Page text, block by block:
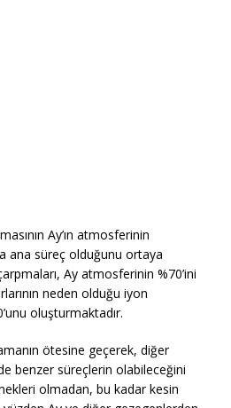
Ay’ın atmosferinin
ana süreç olduğunu ortaya
Ay atmosferinin %70’ini
neden olduğu iyon
oluşturmaktadır.
ötesine geçerek, diğer
benzer süreçlerin olabileceğini
olmadan, bu kadar kesin